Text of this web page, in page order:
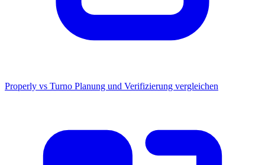
Properly vs Turno Planung und Verifizierung vergleichen